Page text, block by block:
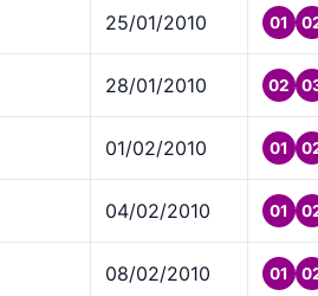
25/01/2010 01
28/01/2010 02
01/02/2010 01
04/02/2010 01
08/02/2010 01